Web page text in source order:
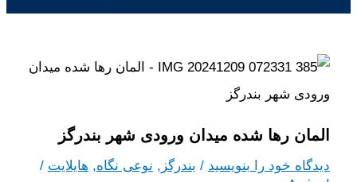
المان رها شده میدان ورودی شهر بندرگز
دیدگاه‌ خود را بنویسید / بندرگز , نوعی نگاه, هایلایت /